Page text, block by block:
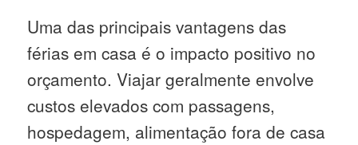
Uma das principais vantagens das
férias em casa é o impacto positivo no
orçamento. Viajar geralmente envolve
custos elevados com passagens,
hospedagem, alimentação fora de casa